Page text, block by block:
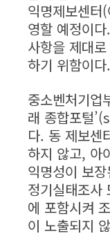
익명제보센터
영할 예정이
사항을 제대
하기 위함이다.
중소벤처기업
래 종합포털
다. 동 제보센
하지 않고, 아
익명성이 보
정기실태조사
에 포함시켜
이 노출되지